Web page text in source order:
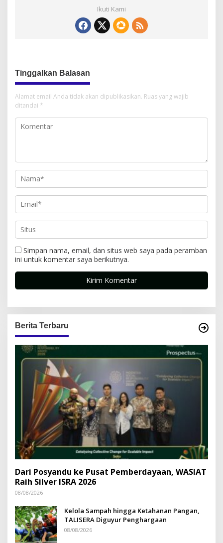
Ikuti Kami
Tinggalkan Balasan
Alamat email Anda tidak akan dipublikasikan. Ruas yang wajib
ditandai *
Simpan nama, email, dan situs web saya pada peramban
ini untuk komentar saya berikutnya.
Berita Terbaru
Dari Posyandu ke Pusat Pemberdayaan, WASIAT
Raih Silver ISRA 2026
08/08/2026
Kelola Sampah hingga Ketahanan Pangan,
TALISERA Diguyur Penghargaan
08/08/2026